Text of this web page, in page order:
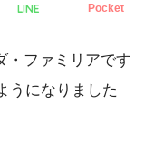
LINE Pocket
・ファミリアです
うになりました